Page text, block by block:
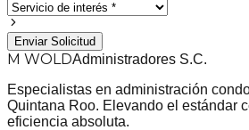
Enviar Solicitud
M WOLDAdministradores S.C.
Especialistas en administración
Quintana Roo. Elevando el estándar
eficiencia absoluta.